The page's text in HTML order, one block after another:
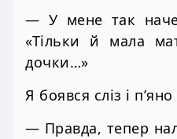
— У мене так
«Тільки й мала
дочки…»
Я боявся сліз і
— Правда, тепер